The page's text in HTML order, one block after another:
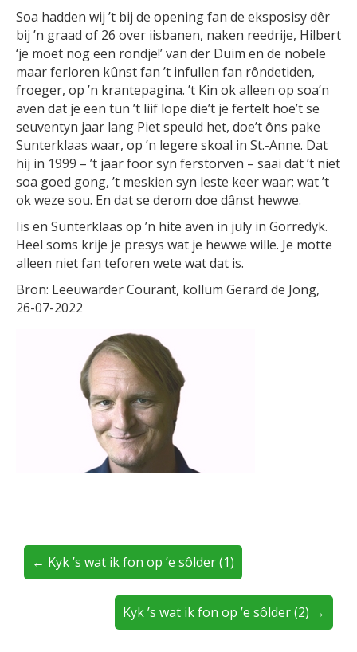
Soa hadden wij ’t bij de opening fan de eksposisy dêr
bij ’n graad of 26 over iisbanen, naken reedrije, Hilbert
‘je moet nog een rondje!’ van der Duim en de nobele
maar ferloren kûnst fan ’t infullen fan rôndetiden,
froeger, op ’n krantepagina. ’t Kin ok alleen op soa’n
aven dat je een tun ’t liif lope die’t je fertelt hoe’t se
seuventyn jaar lang Piet speuld het, doe’t ôns pake
Sunterklaas waar, op ’n legere skoal in St.-Anne. Dat
hij in 1999 – ’t jaar foor syn ferstorven – saai dat ’t niet
soa goed gong, ’t meskien syn leste keer waar; wat ’t
ok weze sou. En dat se derom doe dânst hewwe.
Iis en Sunterklaas op ’n hite aven in july in Gorredyk.
Heel soms krije je presys wat je hewwe wille. Je motte
alleen niet fan teforen wete wat dat is.
Bron: Leeuwarder Courant, kollum Gerard de Jong,
26-07-2022
← Kyk ’s wat ik fon op ’e sôlder (1)
Kyk ’s wat ik fon op ’e sôlder (2) →